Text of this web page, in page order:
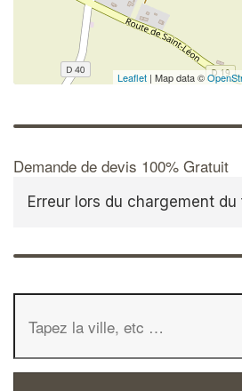
Leaflet | Map data ©
Demande de devis 100% Gratuit
Erreur lors du chargement du